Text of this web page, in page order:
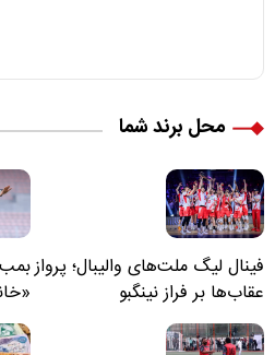
محل برند شما
فینال لیگ ملت‌های والیبال؛ پرواز
عقاب‌ها بر فراز نینگبو
بمب